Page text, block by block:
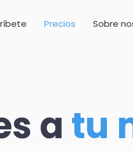
Precios Sobre
a tu